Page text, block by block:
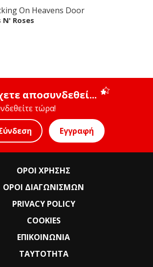
On Heavens Door
N' Roses
αποσυνδεθεί...
τώρα!
Εγγραφή
ΟΡΟΙ ΧΡΗΣΗΣ
ΟΡΟΙ ΔΙΑΓΩΝΙΣΜΩΝ
PRIVACY POLICY
COOKIES
ΕΠΙΚΟΙΝΩΝΙΑ
ΤΑΥΤΟΤΗΤΑ